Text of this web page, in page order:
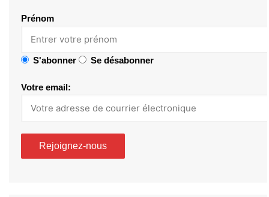
Prénom
S'abonner Se désabonner
Votre email: